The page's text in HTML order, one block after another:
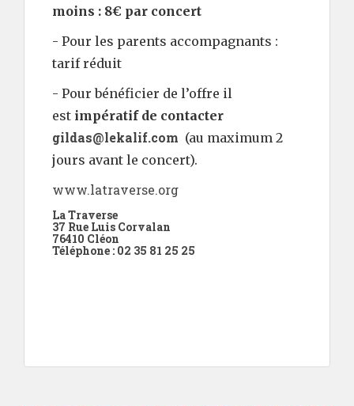
moins : 8€ par concert
- Pour les parents accompagnants :
tarif réduit
- Pour bénéficier de l’offre il
est impératif de contacter
gildas@lekalif.com (au maximum 2
jours avant le concert).
www.latraverse.org
La Traverse
37 Rue Luis Corvalan
76410 Cléon
Téléphone : 02 35 81 25 25